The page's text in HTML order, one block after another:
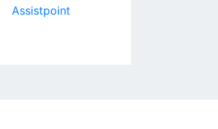
Assistpoint